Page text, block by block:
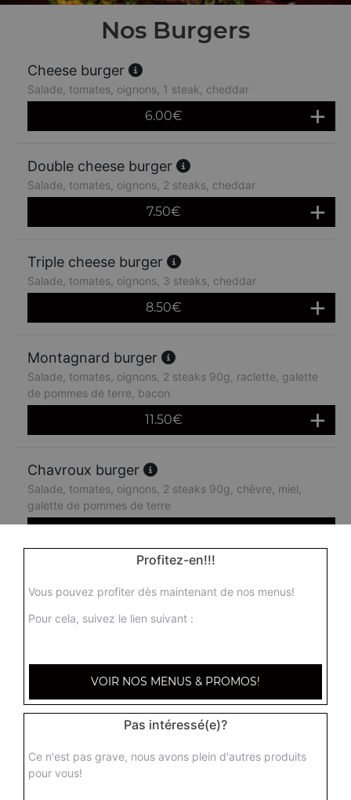
Nos Burgers
Cheese burger
Salade, tomates, oignons, 1 steak, cheddar
6.00€
Double cheese burger
Salade, tomates, oignons, 2 steaks, cheddar
7.50€
Triple cheese burger
Salade, tomates, oignons, 3 steaks, cheddar
8.50€
Montagnard burger
Salade, tomates, oignons, 2 steaks 90g, raclette, galette
de pommes de terre, bacon
11.50€
Chavroux burger
Salade, tomates, oignons, 2 steaks 90g, chèvre, miel,
galette de pommes de terre
Salade, tomates, oignons, 2 steaks 90g, cheddar
9.50 €
Boss burger
Salade, tomates, oignons, 1 steak, cheddar, 2 steaks
90g, bacon, oeuf
Profitez-en!!!
Vous pouvez profiter dès maintenant de nos menus!
Pour cela, suivez le lien suivant :
VOIR NOS MENUS & PROMOS!
Pas intéressé(e)?
Ce n'est pas grave, nous avons plein d'autres produits
pour vous!